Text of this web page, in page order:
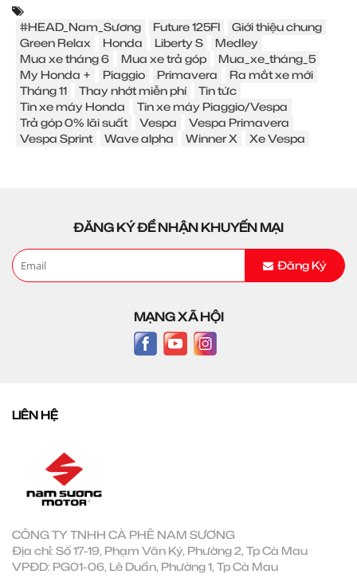
#HEAD_Nam_Sương Future 125FI
Giới thiệu chung
Green Relax
Honda Liberty S
Medley
Mua xe tháng 6
Mua xe trả góp
Mua_xe_tháng_5
My Honda +
Piaggio Primavera
Ra mắt xe mới
Tháng 11
Thay nhớt miễn phí
Tin tức
Tin xe máy Honda
Tin xe máy Piaggio/Vespa
Trả góp 0% lãi suất
Vespa
Vespa Primavera
Vespa Sprint
Wave alpha Winner X Xe Vespa
ĐĂNG KÝ ĐỂ NHẬN KHUYẾN MẠI
Đăng Ký
MẠNG XÃ HỘI
LIÊN HỆ
CÔNG TY TNHH CÀ PHÊ NAM SƯƠNG
Địa chỉ: Số 17-19, Phạm Văn Ký, Phường 2, Tp Cà Mau
VPĐD: PG01-06, Lê Duẩn, Phường 1, Tp Cà Mau